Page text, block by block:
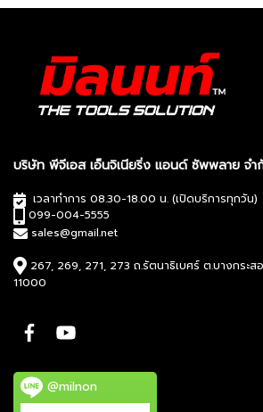
บริษัท พีจีเอส เอ็นจิเนียริ่ง แอนด์ ซัพพลาย จำ
เวลาทำการ 08.30-18.00 น. (เปิดบริการทุกวัน)
099-004-5555
sales@gmail.net
267, 269, 271, 273 ถ.รัตนาธิเบศร์ ต.บางกระ
11000
@milnon